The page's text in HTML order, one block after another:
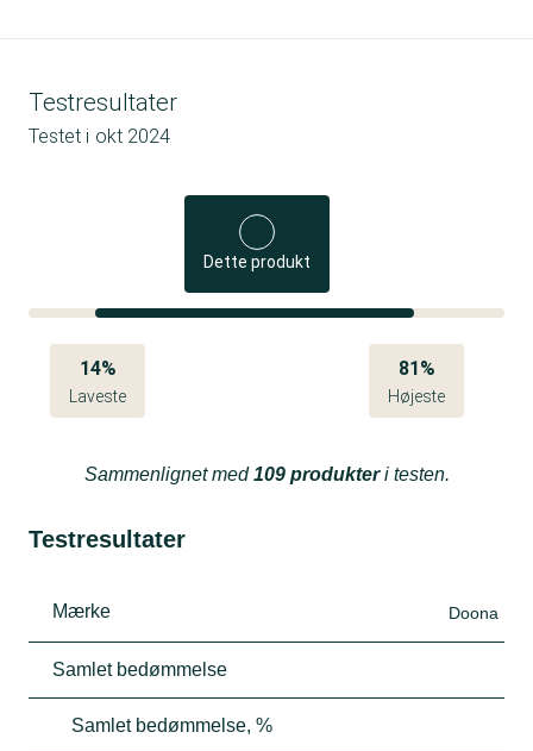
Testresultater
Testet i okt 2024
Dette produkt
14%
Laveste
81%
Højeste
Sammenlignet med109 produkteri testen.
Testresultater
Mærke Doona
Samlet bedømmelse
Samlet bedømmelse, %